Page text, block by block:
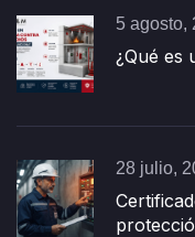
5 agosto,
¿Qué es
28 julio,